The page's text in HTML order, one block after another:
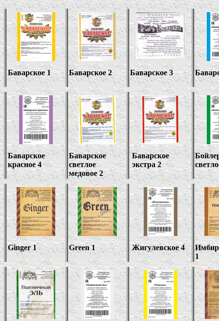
Баварское 1 Баварское 2 Баварское 3
Баварское
красное 4
Баварское
светлое
медовое 2
Баварское
экстра 2
Ginger 1 Green 1 Жигулевское 4
1